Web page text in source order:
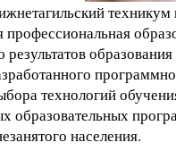
техникум
технологий
образовательных
населения.